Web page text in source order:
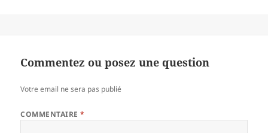
Commentez ou posez une question
Votre email ne sera pas publié
COMMENTAIRE*